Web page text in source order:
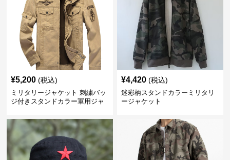
¥5,200 (税込)
ミリタリージャケット 刺繍バッ
ジ付きスタンドカラー軍用ジャ
¥4,420 (税込)
迷彩柄スタンドカラーミリタリ
ージャケット